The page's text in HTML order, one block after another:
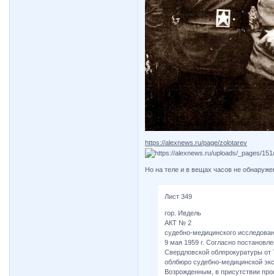
https://alexnews.ru/page/zolotarev
Но на теле и в вещах часов не
Лист 349
гор. Ивдель
АКТ № 2
судебно-медицинского
9 мая 1959 г. Согласно
Свердловской облпрокуратуры
облбюро судебно-медицинской
Возрожденным, в присутствии